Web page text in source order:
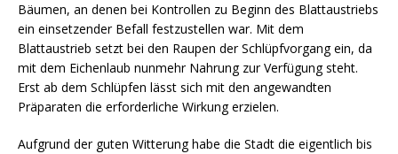
Bäumen, an denen bei Kontrollen zu Beginn des Blattaustriebs
ein einsetzender Befall festzustellen war. Mit dem
Blattaustrieb setzt bei den Raupen der Schlüpfvorgang ein, da
mit dem Eichenlaub nunmehr Nahrung zur Verfügung steht.
Erst ab dem Schlüpfen lässt sich mit den angewandten
Präparaten die erforderliche Wirkung erzielen.
Aufgrund der guten Witterung habe die Stadt die eigentlich bis